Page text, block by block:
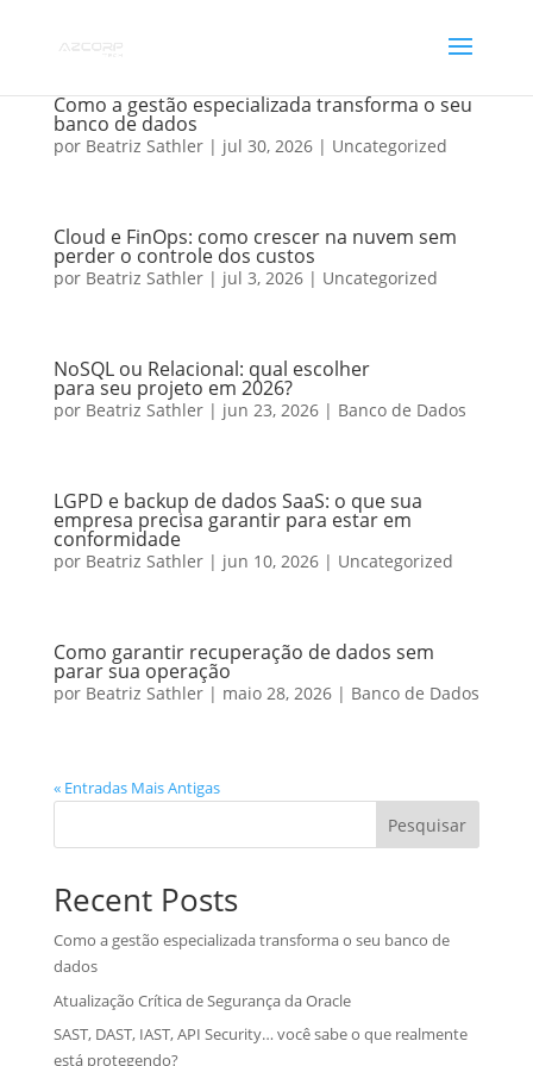
Como a gestão especializada transforma o seu
banco de dados
por Beatriz Sathler| jul 30, 2026| Uncategorized
Cloud e FinOps: como crescer na nuvem sem
perder o controle dos custos
por Beatriz Sathler| jul 3, 2026| Uncategorized
NoSQL ou Relacional: qual escolher
para seu projeto em 2026?
por Beatriz Sathler| jun 23, 2026| Banco de Dados
LGPD e backup de dados SaaS: o que sua
empresa precisa garantir para estar em
conformidade
por Beatriz Sathler| jun 10, 2026| Uncategorized
Como garantir recuperação de dados sem
parar sua operação
por Beatriz Sathler| maio 28, 2026| Banco de Dados
« Entradas Mais Antigas
Pesquisar
Recent Posts
Como a gestão especializada transforma o seu banco de
dados
Atualização Crítica de Segurança da Oracle
SAST, DAST, IAST, API Security… você sabe o que realmente
está protegendo?